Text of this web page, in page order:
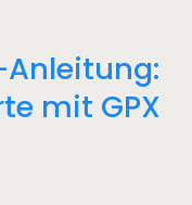
mit GPX